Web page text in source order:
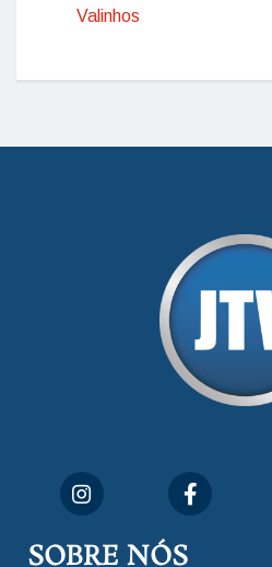
Valinhos
SOBRE NÓS